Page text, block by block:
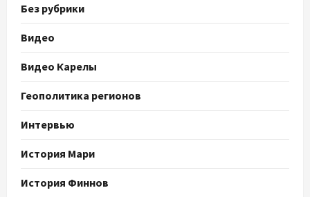
Без рубрики
Видео
Видео Карелы
Геополитика регионов
Интервью
История Мари
История Финнов